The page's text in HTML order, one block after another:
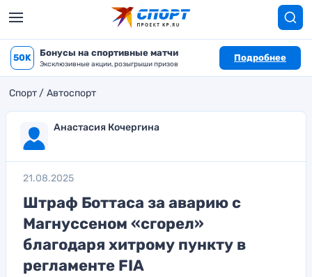
50K Бонусы на спортивные матчи
Эксклюзивные акции, розыгрыши призов
Подробнее
Спорт Автоспорт
Анастасия Кочергина
21.08.2025
Штраф Боттаса за аварию с
Магнуссеном «сгорел»
благодаря хитрому пункту в
регламенте FIA